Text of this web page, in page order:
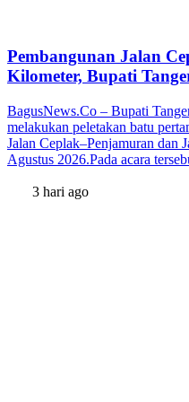
Pembangunan Jalan
Kilometer, Bupati
BagusNews.Co – Bupati
melakukan peletakan batu
Jalan Ceplak–Penjamuran dan
Agustus 2026.Pada acara
3 hari ago